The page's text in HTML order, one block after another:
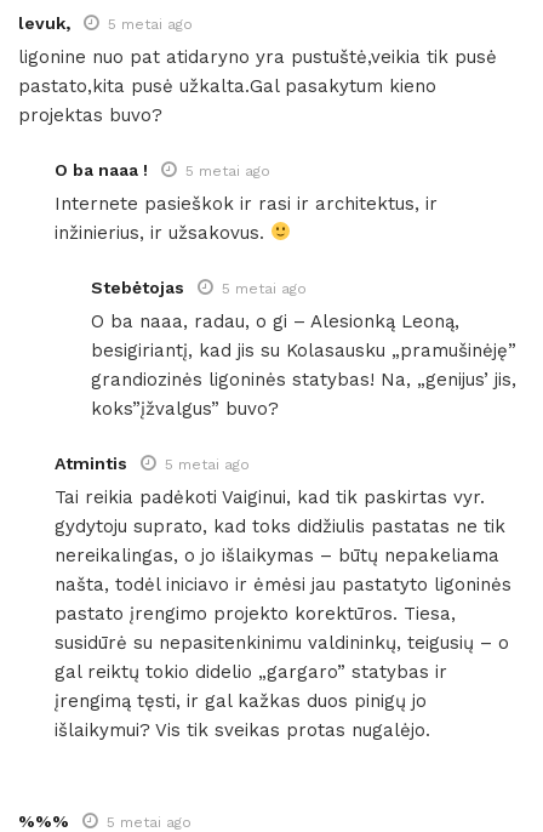
levuk, 5 metai ago
ligonine nuo pat atidaryno yra pustuštė,veikia tik pusė
pastato,kita pusė užkalta.Gal pasakytum kieno
projektas buvo?
O ba naaa ! 5 metai ago
Internete pasieškok ir rasi ir architektus, ir
inžinierius, ir užsakovus.
Stebėtojas 5 metai ago
O ba naaa, radau, o gi – Alesionką Leoną,
besigiriantį, kad jis su Kolasausku „pramušinėję”
grandiozinės ligoninės statybas! Na, „genijus’ jis,
koks”įžvalgus” buvo?
Atmintis 5 metai ago
Tai reikia padėkoti Vaiginui, kad tik paskirtas vyr.
gydytoju suprato, kad toks didžiulis pastatas ne tik
nereikalingas, o jo išlaikymas – būtų nepakeliama
našta, todėl iniciavo ir ėmėsi jau pastatyto ligoninės
pastato įrengimo projekto korektūros. Tiesa,
susidūrė su nepasitenkinimu valdininkų, teigusių – o
gal reiktų tokio didelio „gargaro” statybas ir
įrengimą tęsti, ir gal kažkas duos pinigų jo
išlaikymui? Vis tik sveikas protas nugalėjo.
%%% 5 metai ago